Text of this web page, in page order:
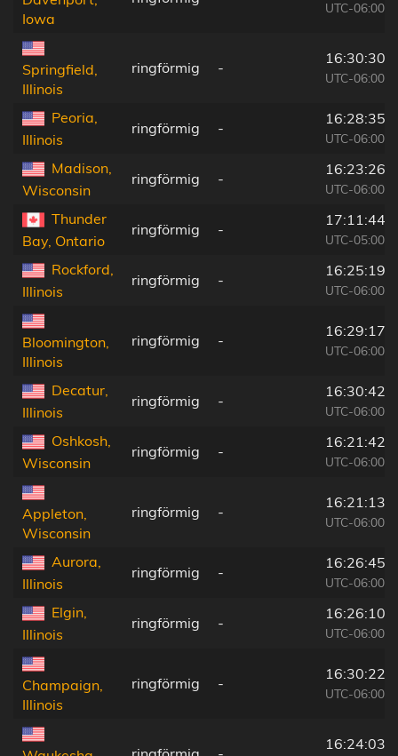
Iowa
UTC-06:00
Springfield,
Illinois
ringförmig -
16:30:30
UTC-06:00
Peoria,
Illinois
ringförmig -
16:28:35
UTC-06:00
Madison,
Wisconsin
ringförmig -
16:23:26
UTC-06:00
Thunder
Bay, Ontario
ringförmig -
17:11:44
UTC-05:00
Rockford,
Illinois
ringförmig -
16:25:19
UTC-06:00
Bloomington,
Illinois
ringförmig -
16:29:17
UTC-06:00
Decatur,
Illinois
ringförmig -
16:30:42
UTC-06:00
Oshkosh,
Wisconsin
ringförmig -
16:21:42
UTC-06:00
Appleton,
Wisconsin
ringförmig -
16:21:13
UTC-06:00
Aurora,
Illinois
ringförmig -
16:26:45
UTC-06:00
Elgin,
Illinois
ringförmig -
16:26:10
UTC-06:00
Champaign,
Illinois
ringförmig -
16:30:22
UTC-06:00
16:24:03